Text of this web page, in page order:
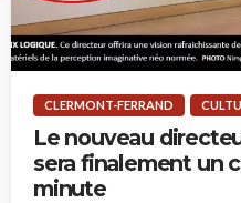
CLERMONT-FERRAND
Le nouveau
sera finalement un
minute